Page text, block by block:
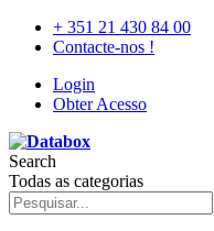
+ 351 21 430 84 00
Contacte-nos !
Login
Obter Acesso
Search
Todas as categorias